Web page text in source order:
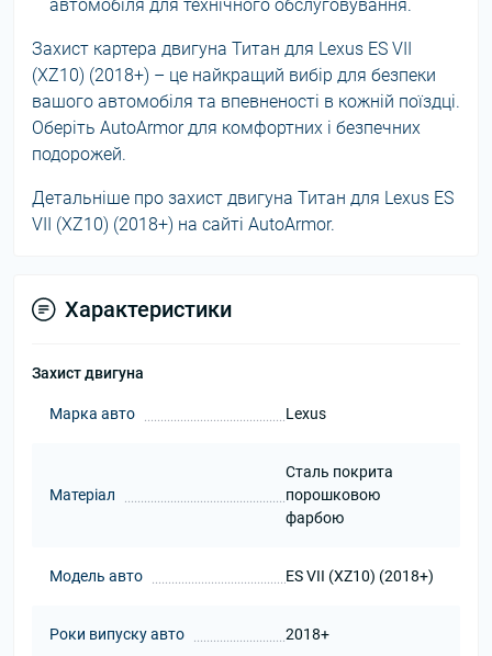
автомобіля для технічного обслуговування.
Захист картера двигуна Титан для Lexus ES VII
(XZ10) (2018+) – це найкращий вибір для безпеки
вашого автомобіля та впевненості в кожній поїздці.
Оберіть AutoArmor для комфортних і безпечних
подорожей.
Детальніше про захист двигуна Титан для Lexus ES
VII (XZ10) (2018+) на сайті AutoArmor.
Характеристики
Захист двигуна
Марка авто Lexus
Матеріал
Сталь покрита
порошковою
фарбою
Модель авто ES VII (XZ10) (2018+)
Роки випуску авто 2018+